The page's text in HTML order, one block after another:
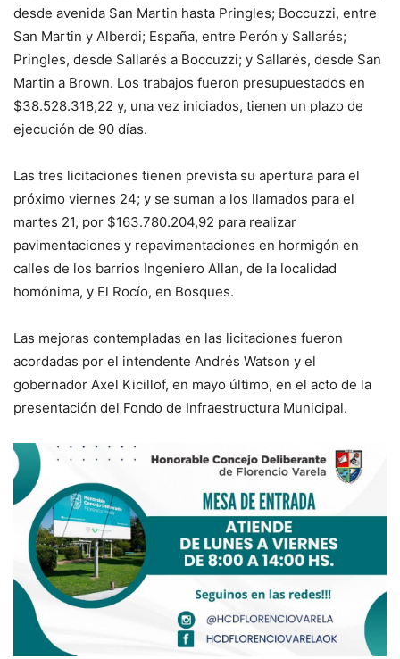
desde avenida San Martin hasta Pringles; Boccuzzi, entre
San Martin y Alberdi; España, entre Perón y Sallarés;
Pringles, desde Sallarés a Boccuzzi; y Sallarés, desde San
Martin a Brown. Los trabajos fueron presupuestados en
$38.528.318,22 y, una vez iniciados, tienen un plazo de
ejecución de 90 días.
Las tres licitaciones tienen prevista su apertura para el
próximo viernes 24; y se suman a los llamados para el
martes 21, por $163.780.204,92 para realizar
pavimentaciones y repavimentaciones en hormigón en
calles de los barrios Ingeniero Allan, de la localidad
homónima, y El Rocío, en Bosques.
Las mejoras contempladas en las licitaciones fueron
acordadas por el intendente Andrés Watson y el
gobernador Axel Kicillof, en mayo último, en el acto de la
presentación del Fondo de Infraestructura Municipal.